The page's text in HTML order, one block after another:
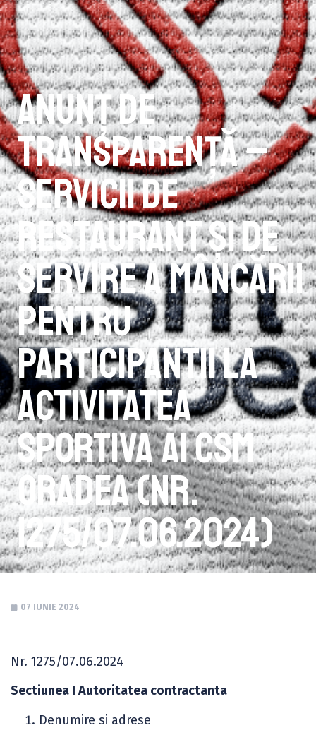
Anunț de
transparență –
Servicii de
restaurant şi de
servire a mâncării
pentru
participantii la
activitatea
sportiva ai CSM
Oradea (Nr.
1275/07.06.2024)
07 IUNIE 2024
Nr. 1275/07.06.2024
Sectiunea I Autoritatea contractanta
Denumire si adrese